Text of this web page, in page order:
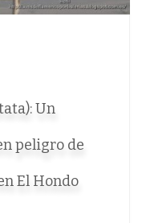
Un
peligro de
El Hondo